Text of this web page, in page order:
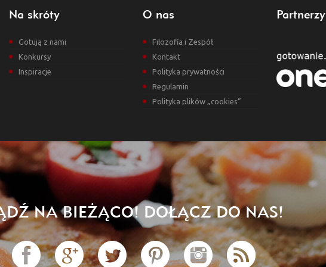
Na skróty
Gotują z nami
Konkursy
Inspiracje
O nas
Filozofia i Zespół
Kontakt
Polityka prywatności
Regulamin
Polityka plików „cookies”
Partnerzy
NA BIEŻĄCO! DOŁĄCZ DO NAS!